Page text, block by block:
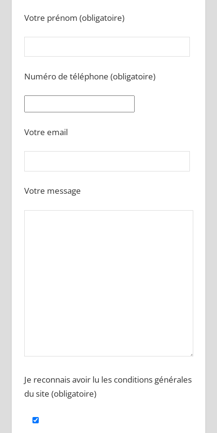
Votre prénom (obligatoire)
Numéro de téléphone (obligatoire)
Votre email
Votre message
Je reconnais avoir lu les conditions générales
du site (obligatoire)